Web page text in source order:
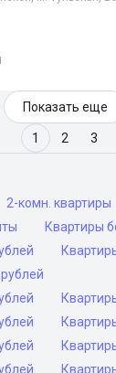
Показать еще
1 2 3
2-комн. квартиры
Квартиры